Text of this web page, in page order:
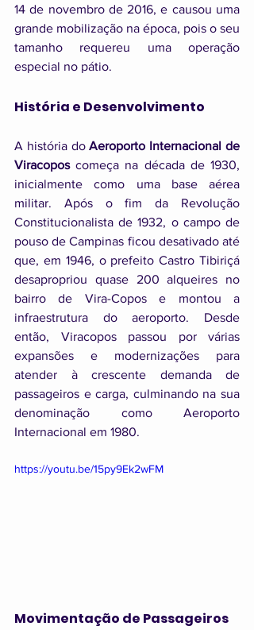
14 de novembro de 2016, e causou uma
grande mobilização na época, pois o seu
tamanho requereu uma operação
especial no pátio.
História e Desenvolvimento
A história do Aeroporto Internacional de
Viracopos começa na década de 1930,
inicialmente como uma base aérea
militar. Após o fim da Revolução
Constitucionalista de 1932, o campo de
pouso de Campinas ficou desativado até
que, em 1946, o prefeito Castro Tibiriçá
desapropriou quase 200 alqueires no
bairro de Vira-Copos e montou a
infraestrutura do aeroporto. Desde
então, Viracopos passou por várias
expansões e modernizações para
atender à crescente demanda de
passageiros e carga, culminando na sua
denominação como Aeroporto
Internacional em 1980.
https://youtu.be/15py9Ek2wFM
Movimentação de Passageiros